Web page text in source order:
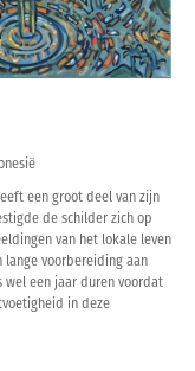
een groot deel van zijn
de schilder zich op
van het lokale leven
lange voorbereiding aan
wel een jaar duren voordat
in deze